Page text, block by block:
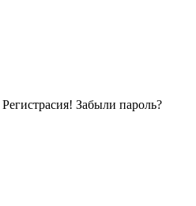
Регистраcия! Забыли пароль?